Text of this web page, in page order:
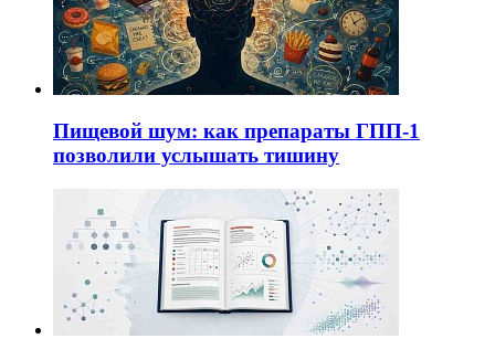
Пищевой шум: как препараты ГПП-1
позволили услышать тишину